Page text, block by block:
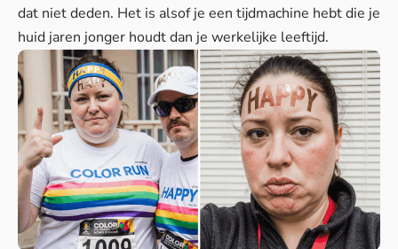
dat niet deden. Het is alsof je een tijdmachine hebt die je
huid jaren jonger houdt dan je werkelijke leeftijd.